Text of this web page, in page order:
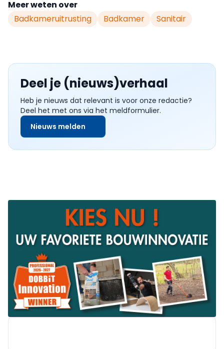
Meer weten over
Badkameruitrusting
Badkamer Sanitair
Deel je (nieuws)verhaal
Heb je nieuws dat relevant is voor onze redactie?
Deel het met ons via het meldformulier.
Nieuws melden